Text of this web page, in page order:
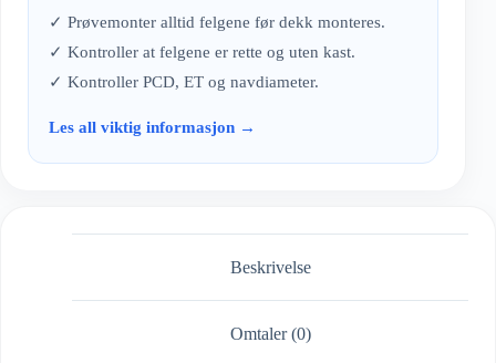
✓ Prøvemonter alltid felgene før dekk monteres.
✓ Kontroller at felgene er rette og uten kast.
✓ Kontroller PCD, ET og navdiameter.
Les all viktig informasjon →
Beskrivelse
Omtaler (0)